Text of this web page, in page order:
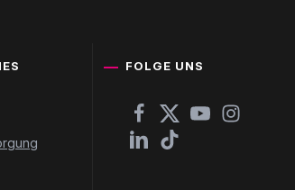
FOLGE UNS